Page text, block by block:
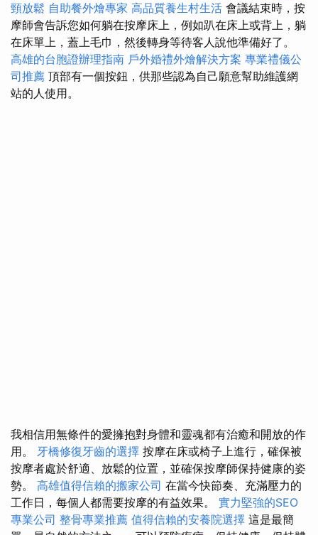
頸放鬆 自助餐外燴專家 高品質養生村生活 會議結束時，按
摩師會告訴您如何躺在按摩床上，例如趴在床上或背上，躺
在床單上，蓋上毛巾，然後轉身等待客人說他準備好了。
高雄的台胞證辦理指南 戶外婚禮外燴解決方案 專業禮儀公
司推薦 頂部有一個按鈕，供那些認為自己願意幫助維護網
站的人使用。
我相信用無條件的愛擁抱對身體和靈魂都有治癒和開放的作
用。 牙橋修復牙齒的選擇 按摩在床或椅子上進行，確保被
按摩者處於舒適、放鬆的位置，並確保按摩師保持健康的姿
勢。 高雄值得信賴的搬家公司 在當今快節奏、充滿壓力的
工作日，每個人都需要按摩的有益效果。 實力堅強的SEO
專業公司 整骨專業推薦 值得信賴的安養院選擇 這是最簡